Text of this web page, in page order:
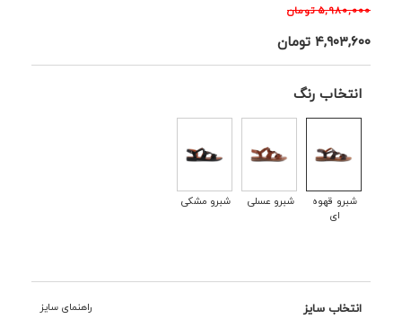
۵,۹۸۰,۰۰۰ تومان
۴,۹۰۳,۶۰۰تومان
انتخاب رنگ
شبرو قهوه
ای
شبرو عسلی شبرو مشکی
انتخاب سایز راهنمای سایز